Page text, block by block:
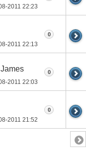
2011 22:23
2011 22:13
0
2011 22:03
0
2011 21:52
0